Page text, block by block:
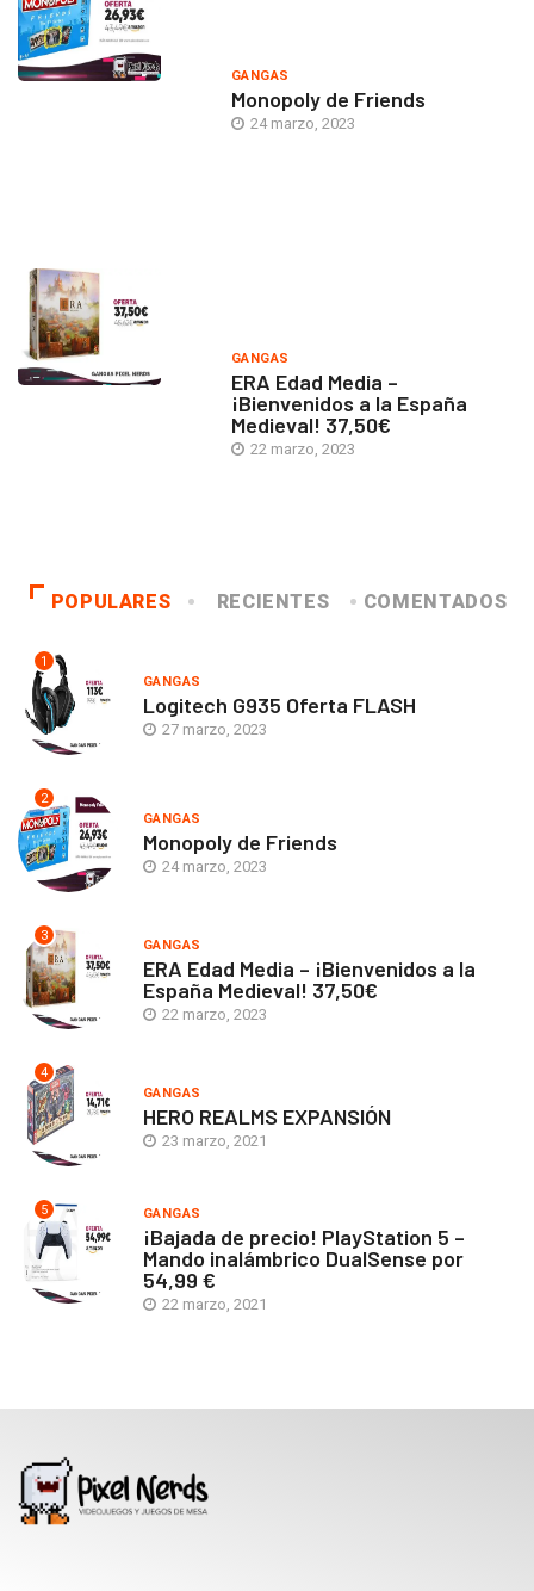
GANGAS
Monopoly de Friends
24 marzo, 2023
GANGAS
ERA Edad Media –
¡Bienvenidos a la España
Medieval! 37,50€
22 marzo, 2023
POPULARES RECIENTES COMENTADOS
1
GANGAS
Logitech G935 Oferta FLASH
27 marzo, 2023
2
GANGAS
Monopoly de Friends
24 marzo, 2023
3
GANGAS
ERA Edad Media – ¡Bienvenidos a la
España Medieval! 37,50€
22 marzo, 2023
4
GANGAS
HERO REALMS EXPANSIÓN
23 marzo, 2021
5 GANGAS
¡Bajada de precio! PlayStation 5 –
Mando inalámbrico DualSense por
54,99 €
22 marzo, 2021